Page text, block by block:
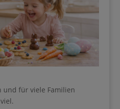
für viele Familien